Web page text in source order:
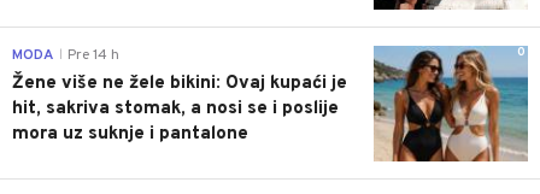
0
MODA Pre 14 h
Žene više ne žele bikini: Ovaj kupaći je
hit, sakriva stomak, a nosi se i poslije
mora uz suknje i pantalone